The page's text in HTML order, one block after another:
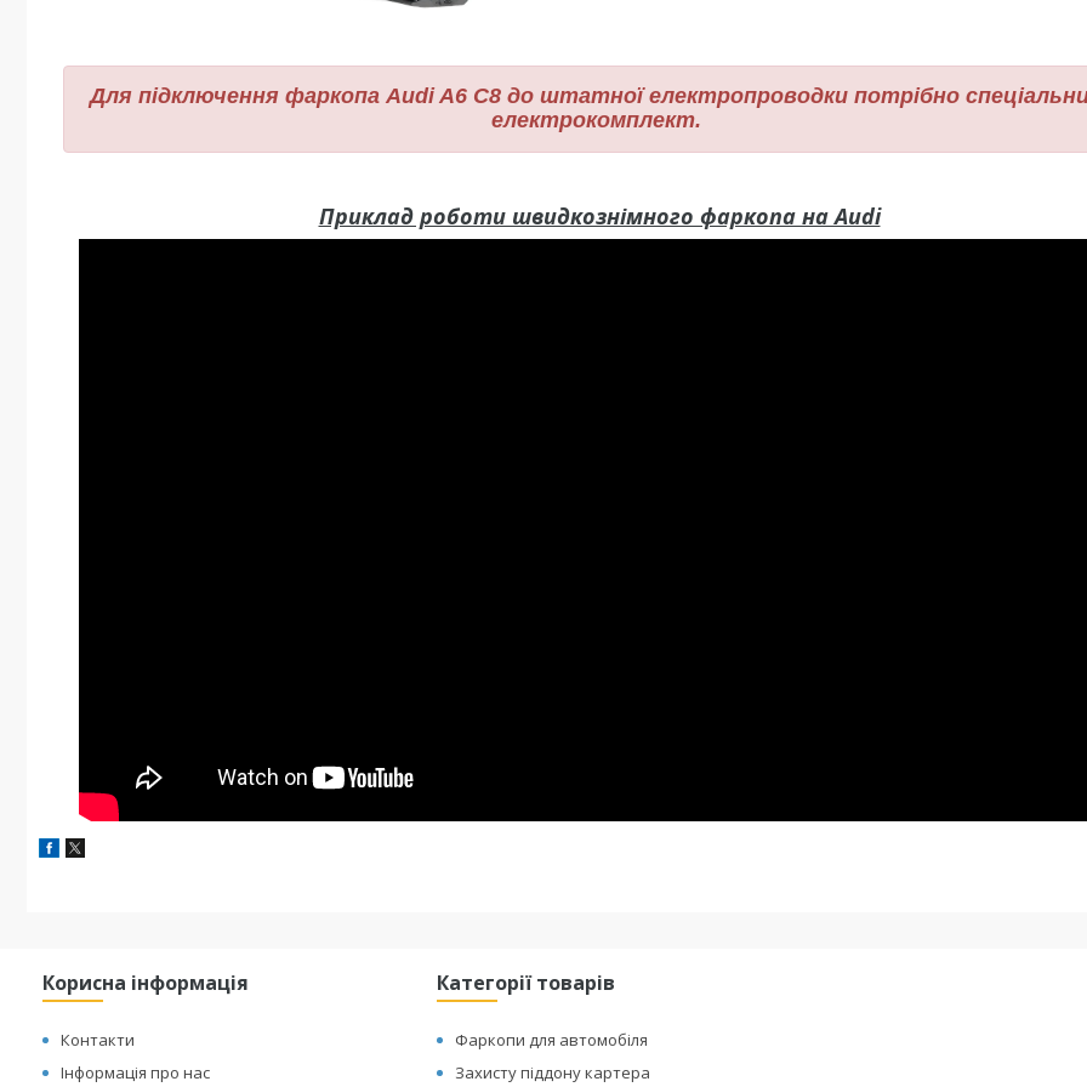
Для підключення фаркопа Audi A6 C8 до штатної електропроводки потрібно
електрокомплект.
Приклад роботи швидкознімного фаркопа на Audi
Корисна інформація
Контакти
Інформація про нас
Категорії товарів
Фаркопи для автомобіля
Захисту піддону картера